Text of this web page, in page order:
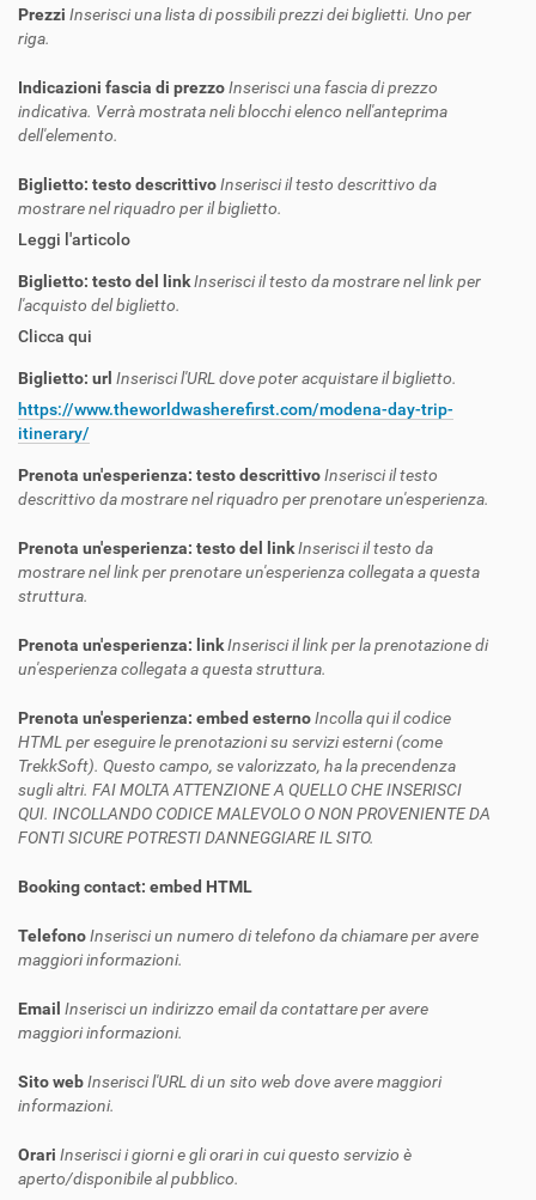
Prezzi Inserisci una lista di possibili prezzi dei biglietti. Uno per
riga.
Indicazioni fascia di prezzoInserisci una fascia di prezzo
indicativa. Verrà mostrata neli blocchi elenco nell'anteprima
dell'elemento.
Biglietto: testo descrittivoInserisci il testo descrittivo da
mostrare nel riquadro per il biglietto.
Leggi l'articolo
Biglietto: testo del linkInserisci il testo da mostrare nel link per
l'acquisto del biglietto.
Clicca qui
Biglietto: url Inserisci l'URL dove poter acquistare il biglietto.
https://www.theworldwasherefirst.com/modena-day-trip-
itinerary/
Prenota un'esperienza: testo descrittivoInserisci il testo
descrittivo da mostrare nel riquadro per prenotare un'esperienza.
Prenota un'esperienza: testo del linkInserisci il testo da
mostrare nel link per prenotare un'esperienza collegata a questa
struttura.
Prenota un'esperienza: linkInserisci il link per la prenotazione di
un'esperienza collegata a questa struttura.
Prenota un'esperienza: embed esternoIncolla qui il codice
HTML per eseguire le prenotazioni su servizi esterni (come
TrekkSoft). Questo campo, se valorizzato, ha la precendenza
sugli altri. FAI MOLTA ATTENZIONE A QUELLO CHE INSERISCI
QUI. INCOLLANDO CODICE MALEVOLO O NON PROVENIENTE DA
FONTI SICURE POTRESTI DANNEGGIARE IL SITO.
Booking contact: embed HTML
TelefonoInserisci un numero di telefono da chiamare per avere
maggiori informazioni.
Email Inserisci un indirizzo email da contattare per avere
maggiori informazioni.
Sito webInserisci l'URL di un sito web dove avere maggiori
informazioni.
Orari Inserisci i giorni e gli orari in cui questo servizio è
aperto/disponibile al pubblico.